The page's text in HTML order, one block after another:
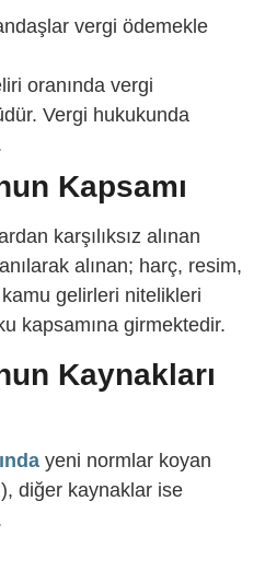
vergi ödemekle
oranında vergi
Vergi hukukunda
Kapsamı
karşılıksız alınan
alınan; harç, resim,
gelirleri nitelikleri
kapsamına girmektedir.
Kaynakları
yeni normlar koyan
diğer kaynaklar ise